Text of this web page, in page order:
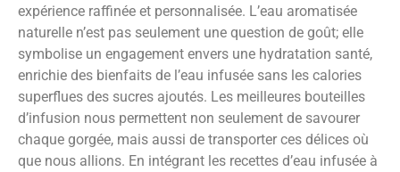
expérience raffinée et personnalisée. L’eau aromatisée
naturelle n’est pas seulement une question de goût; elle
symbolise un engagement envers une hydratation santé,
enrichie des bienfaits de l’eau infusée sans les calories
superflues des sucres ajoutés. Les meilleures bouteilles
d’infusion nous permettent non seulement de savourer
chaque gorgée, mais aussi de transporter ces délices où
que nous allions. En intégrant les recettes d’eau infusée à